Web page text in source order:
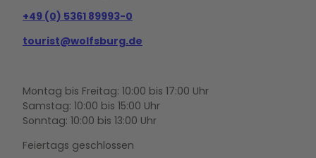
+49 (0) 5361 89993-0
tourist@wolfsburg.de
Montag bis Freitag: 10:00 bis 17:00 Uhr
Samstag: 10:00 bis 15:00 Uhr
Sonntag: 10:00 bis 13:00 Uhr
Feiertags geschlossen